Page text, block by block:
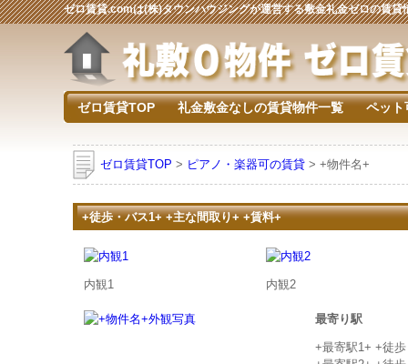
ゼロ賃貸.comは(株)タウンハウジングが運営する敷金礼金ゼロの賃貸
ゼロ賃貸TOP 礼金敷金なしの賃貸物件一覧 ペット
ゼロ賃貸TOP > ピアノ・楽器可の賃貸 > +物件名+
+徒歩・バス1+ +主な間取り+ +賃料+
内観1 内観2
最寄り駅
+最寄駅1+ +徒